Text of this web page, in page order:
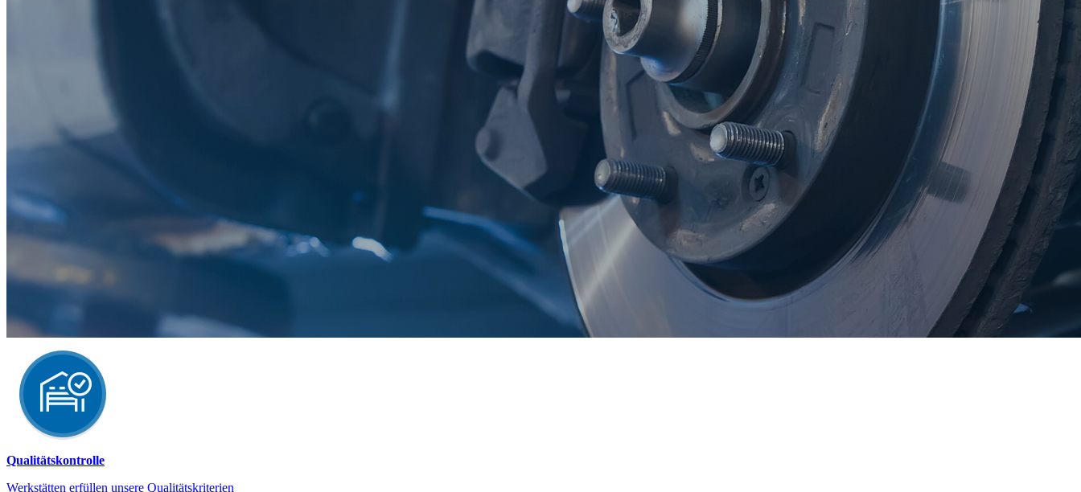
Qualitätskontrolle
Werkstätten erfüllen unsere Qualitätskriterien